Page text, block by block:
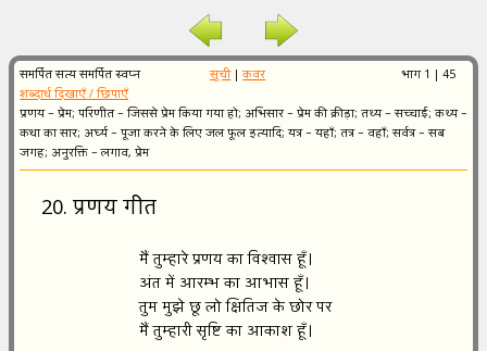
समर्पित सत्य समर्पित स्वप्न सूची|कवर
भाग 1 | 45
शब्दार्थ दिखाएँ / छिपाएँ
प्रणय – प्रेम; परिणीत – जिससे प्रेम किया गया हो; अभिसार – प्रेम की क्रीड़ा; तथ्य – सच्चाई; कथ्य –
कथा का सार; अर्घ्य – पूजा करने के लिए जल फूल इत्यादि; यत्र – यहाँ; तत्र – वहाँ; सर्वत्र – सब
जगह; अनुरक्ति – लगाव, प्रेम
20. प्रणय गीत
मैं तुम्हारे प्रणय का विश्वास हूँ।
अंत में आरम्भ का आभास हूँ।
तुम मुझे छू लो क्षितिज के छोर पर
मैं तुम्हारी सृष्टि का आकाश हूँ।